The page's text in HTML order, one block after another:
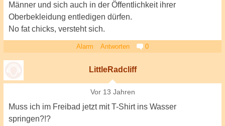
Männer und sich auch in der Öffentlichkeit ihrer
Oberbekleidung entledigen dürfen.
No fat chicks, versteht sich.
Alarm Antworten 0
LittleRadcliff
Vor 13 Jahren
Muss ich im Freibad jetzt mit T-Shirt ins Wasser
springen?!?